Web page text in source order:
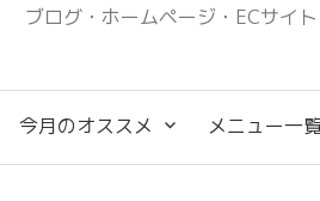
ブログ・ホームページ・ECサイ
今月のオススメ メニュー一